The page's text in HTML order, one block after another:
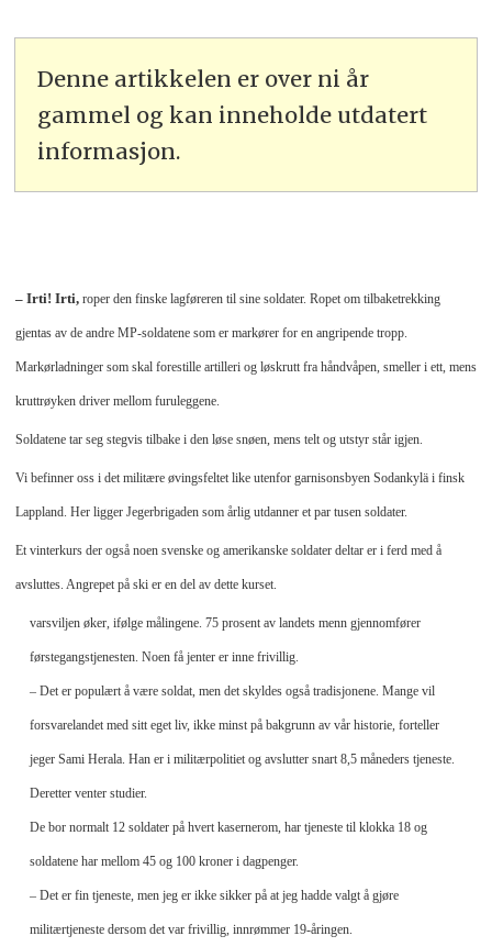
Denne artikkelen er over ni år
gammel og kan inneholde utdatert
informasjon.
– Irti! Irti, roper den finske lagføreren til sine soldater. Ropet om tilbaketrekking
gjentas av de andre MP-soldatene som er markører for en angripende tropp.
Markørladninger som skal forestille artilleri og løskrutt fra håndvåpen, smeller i ett, mens
kruttrøyken driver mellom furuleggene.
Soldatene tar seg stegvis tilbake i den løse snøen, mens telt og utstyr står igjen.
Vi befinner oss i det militære øvingsfeltet like utenfor garnisonsbyen Sodankylä i finsk
Lappland. Her ligger Jegerbrigaden som årlig utdanner et par tusen soldater.
Et vinterkurs der også noen svenske og amerikanske soldater deltar er i ferd med å
avsluttes. Angrepet på ski er en del av dette kurset.
varsviljen øker, ifølge målingene. 75 prosent av landets menn gjennomfører
førstegangstjenesten. Noen få jenter er inne frivillig.
– Det er populært å være soldat, men det skyldes også tradisjonene. Mange vil
forsvarelandet med sitt eget liv, ikke minst på bakgrunn av vår historie, forteller
jeger Sami Herala. Han er i militærpolitiet og avslutter snart 8,5 måneders tjeneste.
Deretter venter studier.
De bor normalt 12 soldater på hvert kasernerom, har tjeneste til klokka 18 og
soldatene har mellom 45 og 100 kroner i dagpenger.
– Det er fin tjeneste, men jeg er ikke sikker påat jeg hadde valgt å gjøre
militærtjeneste dersom det var frivillig, innrømmer 19-åringen.